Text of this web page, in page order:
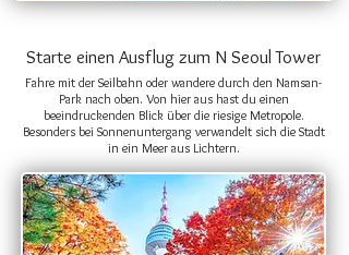
Starte einen Ausflug zum N Seoul Tower
Fahre mit der Seilbahn oder wandere durch den Namsan-
Park nach oben. Von hier aus hast du einen
beeindruckenden Blick über die riesige Metropole.
Besonders bei Sonnenuntergang verwandelt sich die Stadt
in ein Meer aus Lichtern.